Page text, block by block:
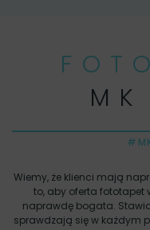
Wiemy, że klienci mają
to, aby oferta fototapet
naprawdę bogata.
sprawdzają się w każdym